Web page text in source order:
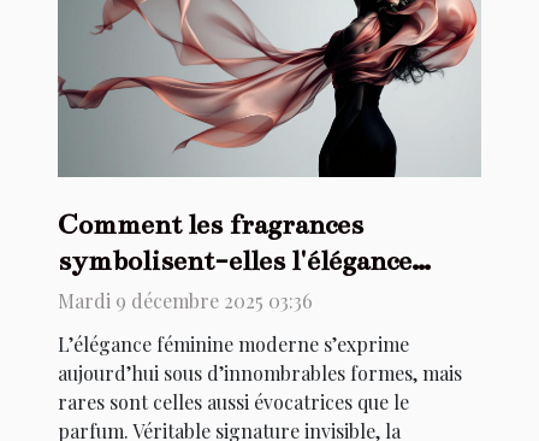
Comment les fragrances
symbolisent-elles l'élégance
féminine moderne ?
Mardi 9 décembre 2025 03:36
L’élégance féminine moderne s’exprime
aujourd’hui sous d’innombrables formes, mais
rares sont celles aussi évocatrices que le
parfum. Véritable signature invisible, la